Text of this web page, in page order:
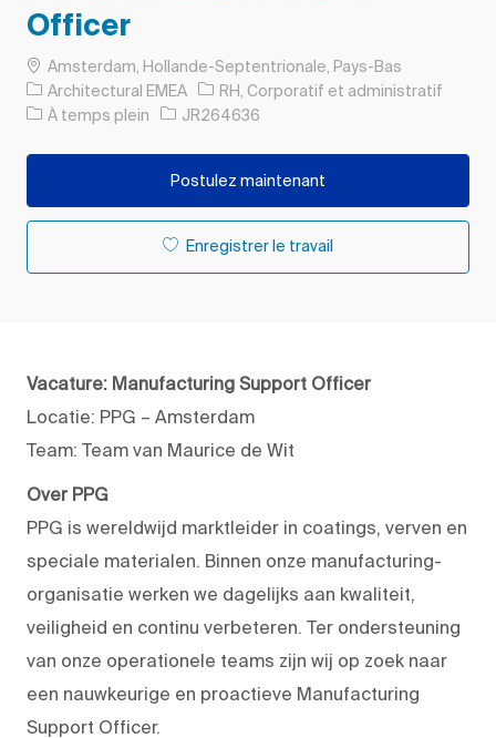
Officer
Emplacement
Amsterdam, Hollande-Septentrionale, Pays-Bas
Architectural EMEA
Catégorie
RH, Corporatif et administratif
Type d’emploi
À temps plein ID de l’emploi
JR264636
Postulez maintenant
Enregistrer le travail
Vacature: Manufacturing Support Officer
Locatie: PPG – Amsterdam
Team: Team van Maurice de Wit
Over PPG
PPG is wereldwijd marktleider in coatings, verven en
speciale materialen. Binnen onze manufacturing-
organisatie werken we dagelijks aan kwaliteit,
veiligheid en continu verbeteren. Ter ondersteuning
van onze operationele teams zijn wij op zoek naar
een nauwkeurige en proactieve Manufacturing
Support Officer.